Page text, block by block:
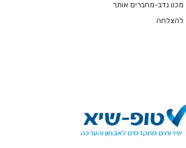
מכון נדב-מחברים אותך
להצלחה